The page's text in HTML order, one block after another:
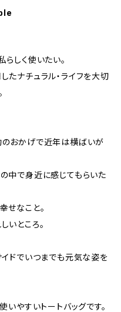
しく使いたい。
たナチュラル・ライフを大切
のおかげで近年は横ばいが
中で身近に感じてもらいた
せなこと。
いところ。
イドでいつまでも元気な姿を
いやすいトートバッグです。